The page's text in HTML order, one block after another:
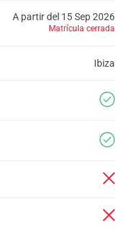
A partir del 15 Sep 2026
Matrícula cerrada
Ibiza